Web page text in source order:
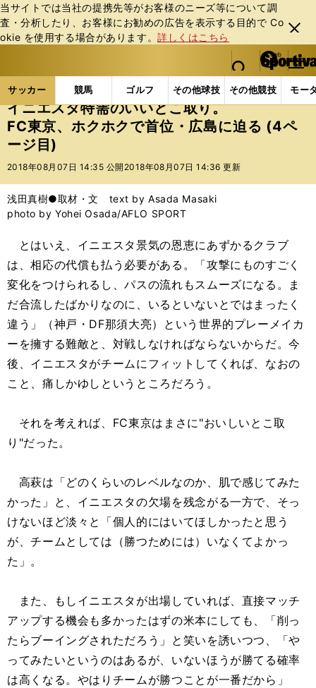
当サイトでは当社の提携先等がお客様のニーズ等について調
査・分析したり、お客様にお勧めの広告を表⽰する⽬的で Co
okie を使⽤する場合があります。詳しくはこちら
閉じ
る
web Sportiva (webスポルティーバ)
検索
マイペ
ー
ジ
メニュ
サッカー 競馬 ゴルフ その他球技 その他競技 モー
ス
ポ
ル
テ
ー
バ
サッカーの記事一覧 Jリーグ他 Jリーグ イニエ
イニエスタ特需のいいとこ取り。
FC東京、ホクホクで首位・広島に迫る (4ペ
ージ目)
2018年08月07日 14:35 公開 2018年08月07日 14:36 更新
浅田真樹●取材・文 text by Asada Masaki
photo by Yohei Osada/AFLO SPORT
とはいえ、イニエスタ景気の恩恵にあずかるクラブ
は、相応の代償も払う必要がある。「攻撃にものすごく
変化をつけられるし、パスの流れもスムーズになる。ま
だ合流したばかりなのに、いるといないとではまったく
違う」（神戸・DF那須大亮）という世界的プレーメイカ
ーを擁する難敵と、対戦しなければならないからだ。今
後、イニエスタがチームにフィットしてくれば、なおの
こと、痛しかゆしというところだろう。
それを考えれば、FC東京はまさに"おいしいとこ取
り"だった。
高萩は「どのくらいのレベルなのか、肌で感じてみた
かった」と、イニエスタの欠場を残念がる一方で、そっ
けないほど淡々と「個人的にはいてほしかったと思う
が、チームとしては（勝つためには）いなくてよかっ
た」。
また、もしイニエスタが出場していれば、直接マッチ
アップする機会も多かったはずの米本にしても、「削っ
たらブーイングされただろう」と笑いを誘いつつ、「や
ってみたいというのはあるが、いないほうが勝てる確率
は高くなる。やはりチームが勝つことが一番だから」